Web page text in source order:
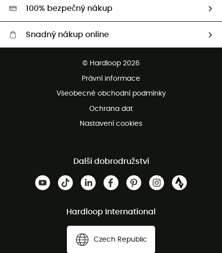
HardGreen
100% bezpečný nákup
Snadný nákup online
Bezplatné vrácení do 100 dnů
Bezplatná zákaznická služba
© Hardloop 2026
Právní informace
Všeobecné obchodní podmínky
Ochrana dat
Nastavení cookies
Další dobrodružství
Hardloop International
Czech Republic